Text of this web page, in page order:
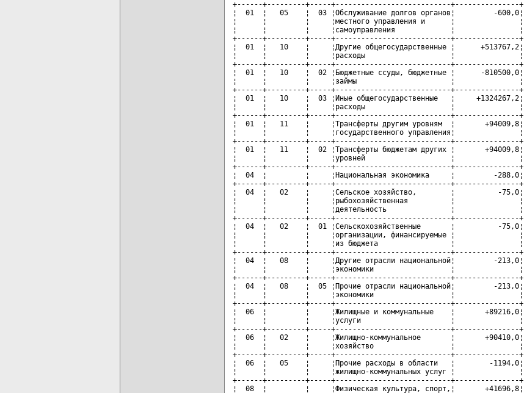
+------+---------+-----+---------------------------+---------------+
¦  01  ¦   05    ¦  03 ¦Обслуживание долгов органов¦         -600,0¦
¦      ¦         ¦     ¦местного управления и      ¦               ¦
¦      ¦         ¦     ¦самоуправления             ¦               ¦
+------+---------+-----+---------------------------+---------------+
¦  01  ¦   10    ¦     ¦Другие общегосударственные ¦      +513767,2¦
¦      ¦         ¦     ¦расходы                    ¦               ¦
+------+---------+-----+---------------------------+---------------+
¦  01  ¦   10    ¦  02 ¦Бюджетные ссуды, бюджетные ¦      -810500,0¦
¦      ¦         ¦     ¦займы                      ¦               ¦
+------+---------+-----+---------------------------+---------------+
¦  01  ¦   10    ¦  03 ¦Иные общегосударственные   ¦     +1324267,2¦
¦      ¦         ¦     ¦расходы                    ¦               ¦
+------+---------+-----+---------------------------+---------------+
¦  01  ¦   11    ¦     ¦Трансферты другим уровням  ¦       +94009,8¦
¦      ¦         ¦     ¦государственного управления¦               ¦
+------+---------+-----+---------------------------+---------------+
¦  01  ¦   11    ¦  02 ¦Трансферты бюджетам других ¦       +94009,8¦
¦      ¦         ¦     ¦уровней                    ¦               ¦
+------+---------+-----+---------------------------+---------------+
¦  04  ¦         ¦     ¦Национальная экономика     ¦         -288,0¦
+------+---------+-----+---------------------------+---------------+
¦  04  ¦   02    ¦     ¦Сельское хозяйство,        ¦          -75,0¦
¦      ¦         ¦     ¦рыбохозяйственная          ¦               ¦
¦      ¦         ¦     ¦деятельность               ¦               ¦
+------+---------+-----+---------------------------+---------------+
¦  04  ¦   02    ¦  01 ¦Сельскохозяйственные       ¦          -75,0¦
¦      ¦         ¦     ¦организации, финансируемые ¦               ¦
¦      ¦         ¦     ¦из бюджета                 ¦               ¦
+------+---------+-----+---------------------------+---------------+
¦  04  ¦   08    ¦     ¦Другие отрасли национальной¦         -213,0¦
¦      ¦         ¦     ¦экономики                  ¦               ¦
+------+---------+-----+---------------------------+---------------+
¦  04  ¦   08    ¦  05 ¦Прочие отрасли национальной¦         -213,0¦
¦      ¦         ¦     ¦экономики                  ¦               ¦
+------+---------+-----+---------------------------+---------------+
¦  06  ¦         ¦     ¦Жилищные и коммунальные    ¦       +89216,0¦
¦      ¦         ¦     ¦услуги                     ¦               ¦
+------+---------+-----+---------------------------+---------------+
¦  06  ¦   02    ¦     ¦Жилищно-коммунальное       ¦       +90410,0¦
¦      ¦         ¦     ¦хозяйство                  ¦               ¦
+------+---------+-----+---------------------------+---------------+
¦  06  ¦   05    ¦     ¦Прочие расходы в области   ¦        -1194,0¦
¦      ¦         ¦     ¦жилищно-коммунальных услуг ¦               ¦
+------+---------+-----+---------------------------+---------------+
¦  08  ¦         ¦     ¦Физическая культура, спорт,¦       +41696,8¦